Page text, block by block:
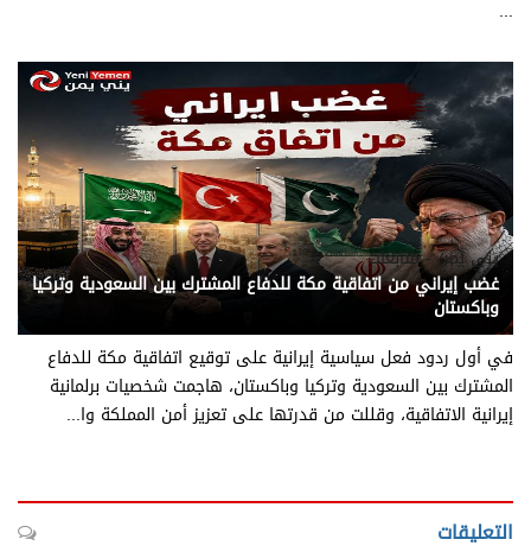
...
يني يمن - متابعات
غضب إيراني من اتفاقية مكة للدفاع المشترك بين السعودية وتركيا
وباكستان
في أول ردود فعل سياسية إيرانية على توقيع اتفاقية مكة للدفاع
المشترك بين السعودية وتركيا وباكستان، هاجمت شخصيات برلمانية
إيرانية الاتفاقية، وقللت من قدرتها على تعزيز أمن المملكة وا...
التعليقات